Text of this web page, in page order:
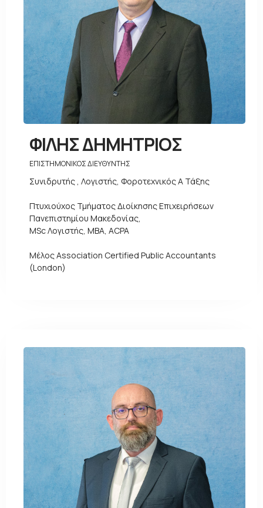
ΦΙΛΗΣ ΔΗΜΗΤΡΙΟΣ
ΕΠΙΣΤΗΜΟΝΙΚΟΣ ΔΙΕΥΘΥΝΤΗΣ
Συνιδρυτής , Λογιστής, Φοροτεχνικός Α Τάξης
Πτυχιούχος Τμήματος Διοίκησης Επιχειρήσεων
Πανεπιστημίου Μακεδονίας,
MSc Λογιστής, MBA, ACPA
Μέλος Association Certified Public Accountants
(London)